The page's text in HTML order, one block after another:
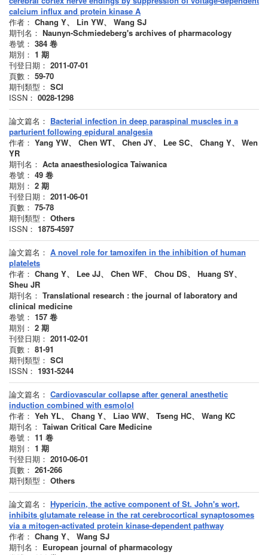
calcium influx and protein kinase A
作者： Chang Y、 Lin YW、 Wang SJ
期刊名： Naunyn-Schmiedeberg's archives of pharmacology
卷號： 384 卷
期別： 1 期
刊登日期： 2011-07-01
頁數： 59-70
期刊類型： SCI
ISSN： 0028-1298
論文篇名： Bacterial infection in deep paraspinal muscles in a
parturient following epidural analgesia
作者： Yang YW、 Chen WT、 Chen JY、 Lee SC、 Chang Y、 Wen
YR
期刊名： Acta anaesthesiologica Taiwanica
卷號： 49 卷
期別： 2 期
刊登日期： 2011-06-01
頁數： 75-78
期刊類型： Others
ISSN： 1875-4597
論文篇名： A novel role for tamoxifen in the inhibition of human
platelets
作者： Chang Y、 Lee JJ、 Chen WF、 Chou DS、 Huang SY、
Sheu JR
期刊名： Translational research : the journal of laboratory and
clinical medicine
卷號： 157 卷
期別： 2 期
刊登日期： 2011-02-01
頁數： 81-91
期刊類型： SCI
ISSN： 1931-5244
論文篇名： Cardiovascular collapse after general anesthetic
induction combined with esmolol
作者： Yeh YL、 Chang Y、 Liao WW、 Tseng HC、 Wang KC
期刊名： Taiwan Critical Care Medicine
卷號： 11 卷
期別： 1 期
刊登日期： 2010-06-01
頁數： 261-266
期刊類型： Others
論文篇名： Hypericin, the active component of St. John's wort,
inhibits glutamate release in the rat cerebrocortical synaptosomes
via a mitogen-activated protein kinase-dependent pathway
作者： Chang Y、 Wang SJ
期刊名： European journal of pharmacology